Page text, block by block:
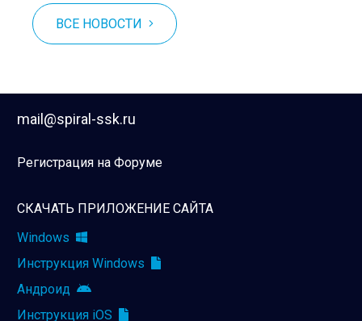
ВСЕ НОВОСТИ
mail@spiral-ssk.ru
Регистрация на Форуме
СКАЧАТЬ ПРИЛОЖЕНИЕ САЙТА
Windows
Инструкция Windows
Андроид
Инструкция iOS